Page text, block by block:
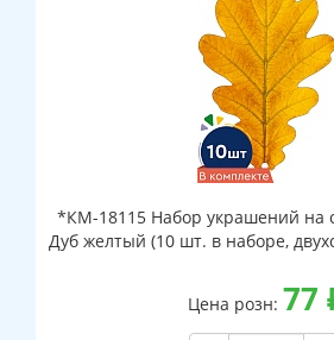
*КМ-18115 Набор украшений на
Дуб желтый (10 шт. в наборе,
Цена розн: 77